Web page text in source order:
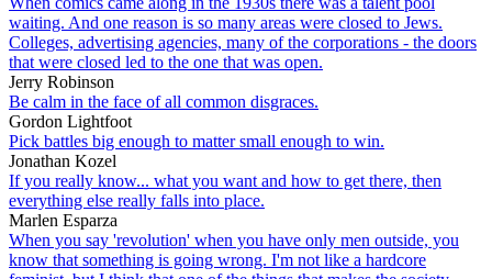
waiting. And one reason is so many areas were closed to Jews.
Colleges, advertising agencies, many of the corporations - the doors
that were closed led to the one that was open.
Jerry Robinson
Be calm in the face of all common disgraces.
Gordon Lightfoot
Pick battles big enough to matter small enough to win.
Jonathan Kozel
If you really know... what you want and how to get there, then
everything else really falls into place.
Marlen Esparza
When you say 'revolution' when you have only men outside, you
know that something is going wrong. I'm not like a hardcore